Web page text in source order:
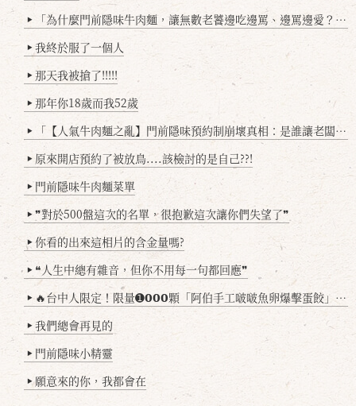
▶ 「為什麼門前隱味牛肉麵，讓無數老饕邊吃邊罵、邊罵邊愛？小辣雞揭密！」
▶ 我終於服了一個人
▶ 那天我被搶了!!!!!
▶ 那年你18歲而我52歲
▶ 「【人氣牛肉麵之亂】門前隱味預約制崩壞真相：是誰讓老闆心灰意冷？」
▶ 原來開店預約了被放鳥....該檢討的是自己??!
▶ 門前隱味牛肉麵菜單
▶ ❞對於500盤這次的名單，很抱歉這次讓你們失望了❞
▶ 你看的出來這相片的含金量嗎?
▶ ❝人生中總有雜音，但你不用每一句都回應❞
▶ 🔥台中人限定！限量➊𝟬𝟬𝟬顆「阿伯手工啵啵魚卵爆擊蛋餃」台北已被搶爆2萬顆，最後名額門前隱味只留給你！🥟💥
▶ 我們總會再見的
▶ 門前隱味小精靈
▶ 願意來的你，我都會在